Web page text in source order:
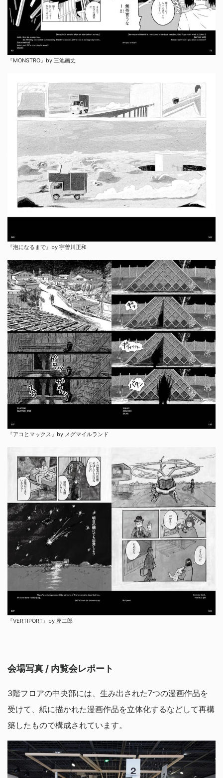
『MONSTRO』by 三池画丈
『泡になるまで』by 宇曽川正和
『アコとマックス』by メグマイルランド
『VERTIPORT』by 座二郎
会場写真 / 内覧会レポート
3階フロアの中央部には、生み出された7つの漫画作品を
受けて、紙に描かれた漫画作品を立体化するなどして再構
築したもので構成されています。